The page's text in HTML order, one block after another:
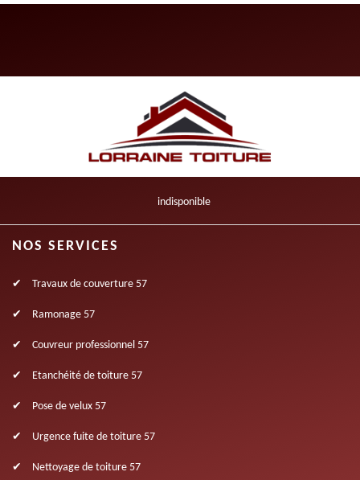
indisponible
NOS SERVICES
Travaux de couverture 57
Ramonage 57
Couvreur professionnel 57
Etanchéité de toiture 57
Pose de velux 57
Urgence fuite de toiture 57
Nettoyage de toiture 57